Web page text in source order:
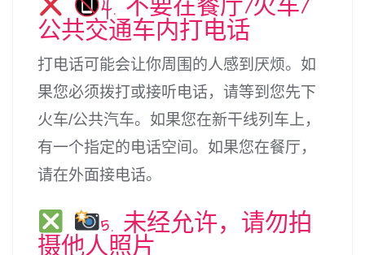
公共交通车内打电话
打电话可能会让你周围的人感到厌烦。如
果您必须拨打或接听电话，请等到您先下
火车/公共汽车。如果您在新干线列车上，
有一个指定的电话空间。如果您在餐厅，
请在外面接电话。
5. 未经允许，请勿拍
摄他人照片